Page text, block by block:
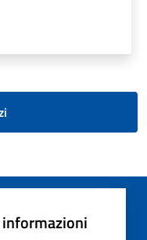
informazioni